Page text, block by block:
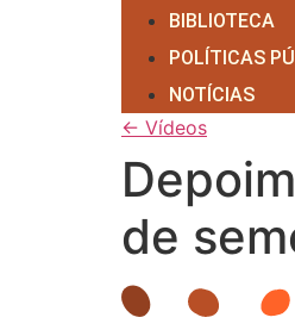
BIBLIOTECA
POLÍTICAS
NOTÍCIAS
← Vídeos
de